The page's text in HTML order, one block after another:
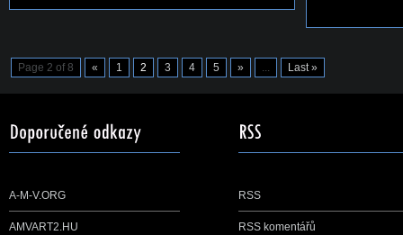
Page 2 of 8 « 1 2 3 4 5 » ... Last »
A-M-V.ORG
AMVART2.HU
RSS
RSS komentářů